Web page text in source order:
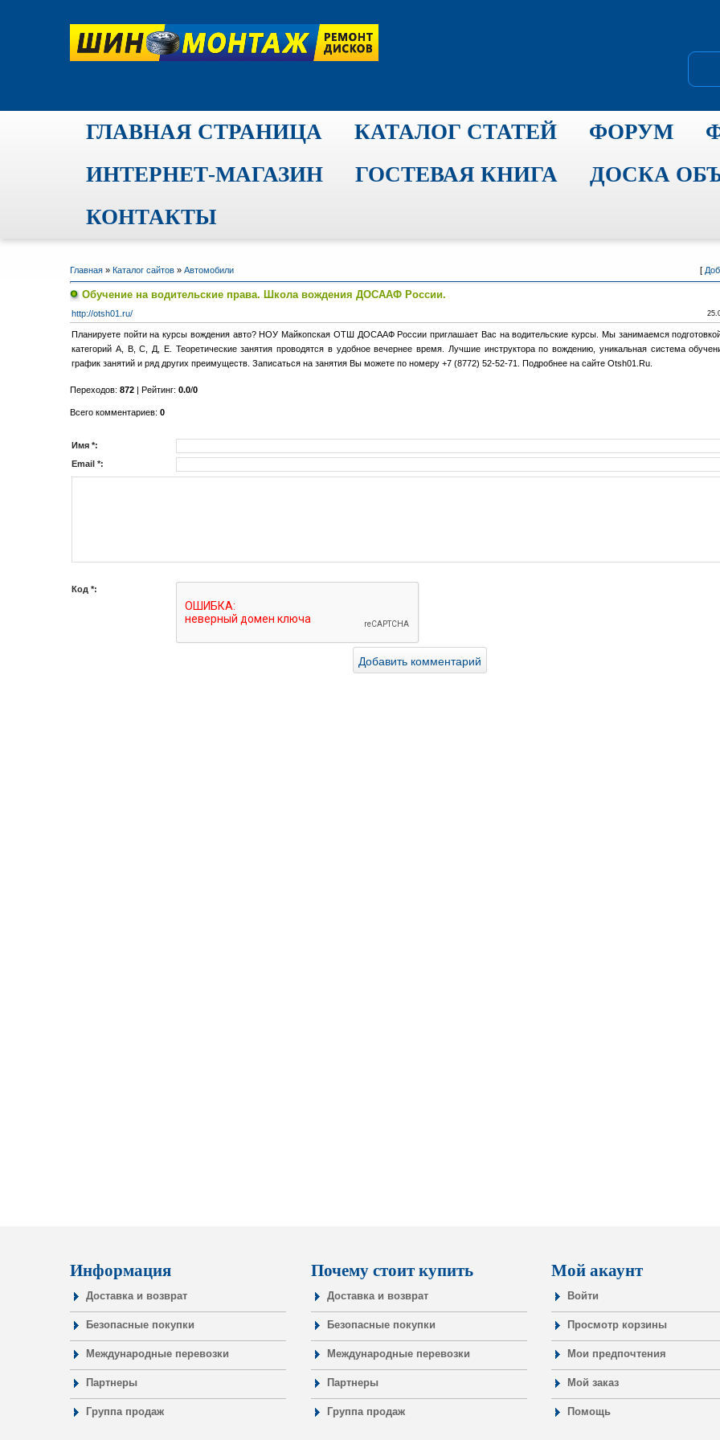
ГЛАВНАЯ СТРАНИЦА КАТАЛОГ СТАТЕЙ ФОРУМ
ИНТЕРНЕТ-МАГАЗИН
ГОСТЕВАЯ КНИГА
ДОСКА
КОНТАКТЫ
Главная » Каталог сайтов » Автомобили [
Обучение на водительские права. Школа вождения ДОСААФ России.
http://otsh01.ru/
Планируете пойти на курсы вождения авто? НОУ Майкопская ОТШ ДОСААФ России приглашает Вас на водительские курсы. Мы занимаемся
категорий А, В, С, Д, Е. Теоретические занятия проводятся в удобное вечернее время. Лучшие инструктора по вождению, уникальная система
график занятий и ряд других преимуществ. Записаться на занятия Вы можете по номеру +7 (8772) 52-52-71. Подробнее на сайте Otsh01.Ru.
Переходов: 872 | Рейтинг: 0.0/0
Всего комментариев: 0
Имя *:
Email *:
Код *:
Информация
Доставка и возврат
Безопасные покупки
Международные перевозки
Партнеры
Группа продаж
Почему стоит купить
Доставка и возврат
Безопасные покупки
Международные перевозки
Партнеры
Группа продаж
Мой акаунт
Войти
Просмотр корзины
Мои предпочтения
Мой заказ
Помощь